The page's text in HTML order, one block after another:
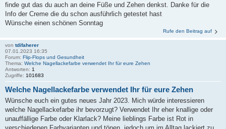
finde gut das du auch an deine Füße und Zehen denkst. Danke für die
Info der Creme die du schon ausführlich getestet hast
Wünsche einen schönen Sonntag
Rufe den Beitrag auf
von tdifaherer
07.01.2023 16:35
Forum: Flip-Flops und Gesundheit
Thema: Welche Nagellackefarbe verwendet Ihr für eure Zehen
Antworten: 1
Zugriffe: 101683
Welche Nagellackefarbe verwendet Ihr für eure Zehen
Wünsche euch ein gutes neues Jahr 2023. Mich würde interessieren
welche Nagellackefarbe ihr bevorzugt? Verwendet Ihr eher knallige oder
unauffällige Farbe oder Klarlack? Meine lieblings Farbe ist Rot in